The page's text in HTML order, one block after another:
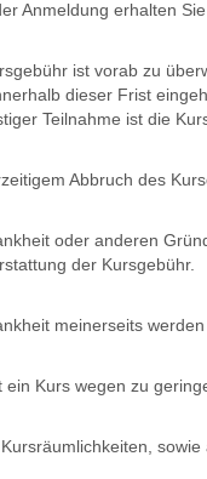
Anmeldung erhalten
ist vorab zu
dieser Frist
Teilnahme ist die
Abbruch des
oder anderen
der Kursgebühr.
meinerseits
ein Kurs wegen zu
Kursräumlichkeiten,